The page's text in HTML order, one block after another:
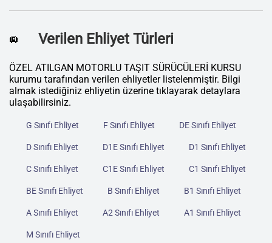
🛄 Verilen Ehliyet Türleri
ÖZEL ATILGAN MOTORLU TAŞIT SÜRÜCÜLERİ KURSU
kurumu tarafından verilen ehliyetler listelenmiştir. Bilgi
almak istediğiniz ehliyetin üzerine tıklayarak detaylara
ulaşabilirsiniz.
G Sınıfı Ehliyet F Sınıfı Ehliyet DE Sınıfı Ehliyet
D Sınıfı Ehliyet D1E Sınıfı Ehliyet D1 Sınıfı Ehliyet
C Sınıfı Ehliyet C1E Sınıfı Ehliyet C1 Sınıfı Ehliyet
BE Sınıfı Ehliyet B Sınıfı Ehliyet B1 Sınıfı Ehliyet
A Sınıfı Ehliyet A2 Sınıfı Ehliyet A1 Sınıfı Ehliyet
M Sınıfı Ehliyet